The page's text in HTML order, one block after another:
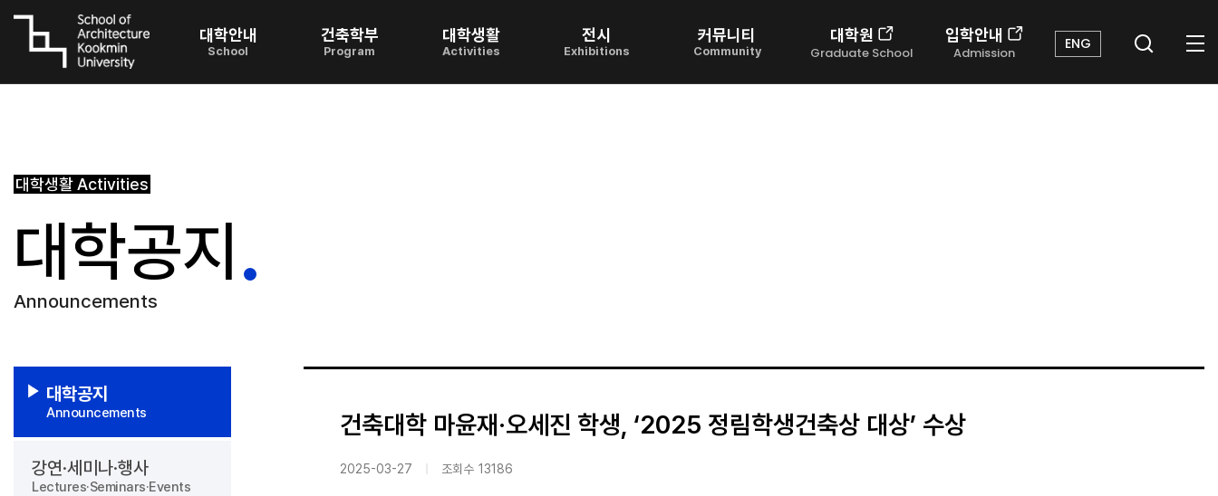
대학안내
School
건축학부
Program
대학생활
Activities
전시
Exhibitions
커뮤니티
Community
대학원
Graduate School
입학안내
Admission
ENG
대학생활Activities
대학공지
Announcements
대학공지
Announcements
강연·세미나·행사
Lectures·Seminars·Events
건축대학 마윤재·오세진 학생, ‘2025 정림학생건축상 대상’ 수상
2025-03-27 조회수 13186